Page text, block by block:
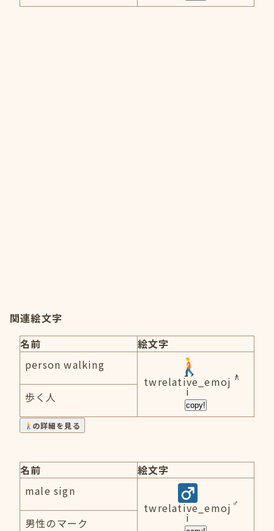
関連絵文字
名前
絵文字
person walking
twrelative_emoj
i
copy!
歩く人
の詳細を見る
名前
絵文字
male sign
twrelative_emoj
i
男性のマーク